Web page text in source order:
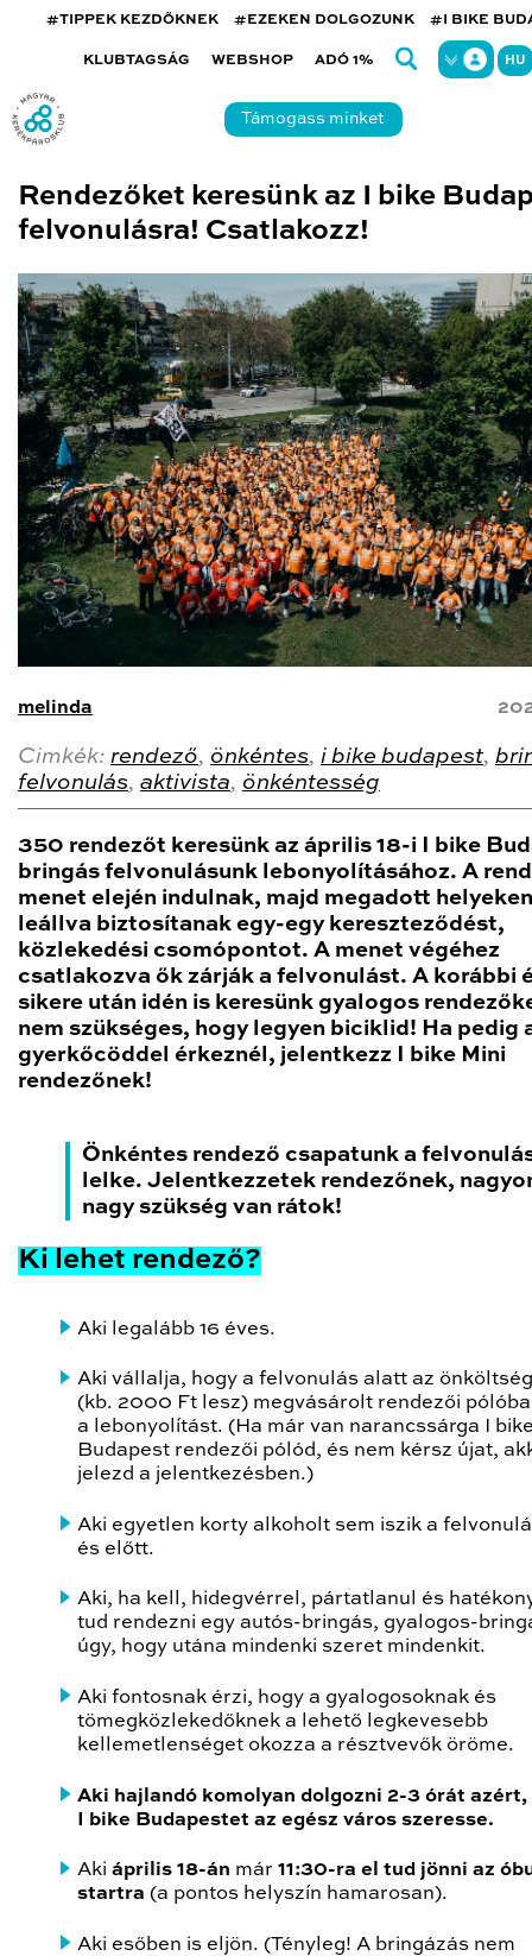
#TIPPEK KEZDŐKNEK #EZEKEN DOLGOZUNK #I BIKE
KLUBTAGSÁG WEBSHOP ADÓ 1% HU
Támogass minket
Rendezőket keresünk az I bike
felvonulásra! Csatlakozz!
melinda
Cimkék: rendező, önkéntes, i bike budapest,
felvonulás, aktivista, önkéntesség
350 rendezőt keresünk az április 18-i I bike
bringás felvonulásunk lebonyolításához. A
menet elején indulnak, majd megadott helyeken
leállva biztosítanak egy-egy kereszteződést,
közlekedési csomópontot. A menet végéhez
csatlakozva ők zárják a felvonulást. A korábbi
sikere után idén is keresünk gyalogos
nem szükséges, hogy legyen biciklid! Ha pedig
gyerkőcöddel érkeznél, jelentkezz I bike Mini
rendezőnek!
Önkéntes rendező csapatunk a
lelke. Jelentkezzetek rendezőnek,
nagy szükség van rátok!
Ki lehet rendező?
Aki legalább 16 éves.
Aki vállalja, hogy a felvonulás alatt az
(kb. 2000 Ft lesz) megvásárolt rendezői
a lebonyolítást. (Ha már van narancssárga I
Budapest rendezői pólód, és nem kérsz újat,
jelezd a jelentkezésben.)
Aki egyetlen korty alkoholt sem iszik a
és előtt.
Aki, ha kell, hidegvérrel, pártatlanul és
tud rendezni egy autós-bringás, gyalogos-
úgy, hogy utána mindenki szeret mindenkit.
Aki fontosnak érzi, hogy a gyalogosoknak és
tömegközlekedőknek a lehető legkevesebb
kellemetlenséget okozza a résztvevők öröme.
Aki hajlandó komolyan dolgozni 2-3 órát azért,
I bike Budapestet az egész város szeresse.
Aki április 18-án már 11:30-ra el tud jönni az
startra (a pontos helyszín hamarosan).
Aki esőben is eljön. (Tényleg! A bringázás nem